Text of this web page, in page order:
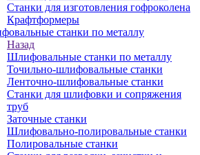
Станки для изготовления гофроколена
Крафтформеры
станки по металлу
Назад
Шлифовальные станки по металлу
Точильно-шлифовальные станки
Ленточно-шлифовальные станки
Станки для шлифовки и сопряжения
труб
Заточные станки
Шлифовально-полировальные станки
Полировальные станки